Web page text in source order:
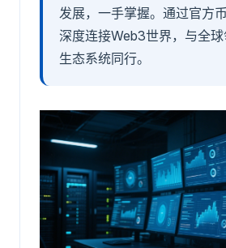
发展，一手掌握。通过官方
深度连接Web3世界，与全
生态系统同行。